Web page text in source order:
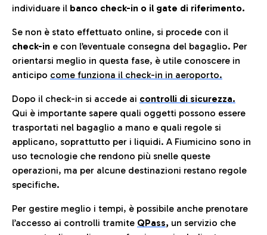
individuare il banco check-in o il gate di riferimento.
Se non è stato effettuato online, si procede con il
check-in e con l’eventuale consegna del bagaglio. Per
orientarsi meglio in questa fase, è utile conoscere in
anticipo come funziona il check-in in aeroporto.
Dopo il check-in si accede ai controlli di sicurezza.
Qui è importante sapere quali oggetti possono essere
trasportati nel bagaglio a mano e quali regole si
applicano, soprattutto per i liquidi. A Fiumicino sono in
uso tecnologie che rendono più snelle queste
operazioni, ma per alcune destinazioni restano regole
specifiche.
Per gestire meglio i tempi, è possibile anche prenotare
l’accesso ai controlli tramite QPass, un servizio che